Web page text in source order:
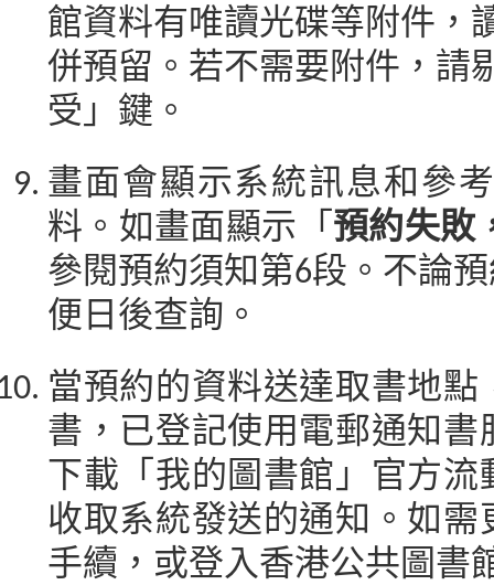
館資料有唯讀光碟等附件，
併預留。若不需要附件，請
受」鍵。
畫面會顯示系統訊息和參
料。如畫面顯示「 預約失敗
參閱預約須知第6段。不論
便日後查詢。
當預約的資料送達取書地
書，已登記使用電郵通知
下載「我的圖書館」官方
收取系統發送的通知。如
手續，或登入香港公共圖書